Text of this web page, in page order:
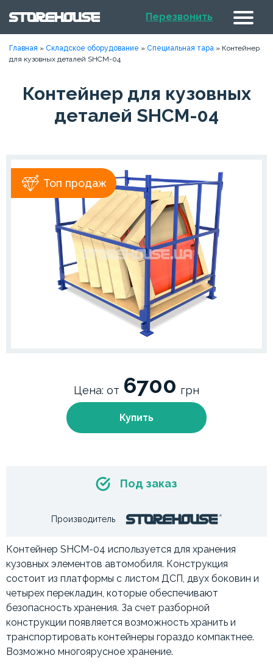
Перезвонить
Главная » Складское оборудование » Специальная тара » Контейнер
для кузовных деталей SHCM-04
Контейнер для кузовных
деталей SHCM-04
Топ продаж
Цена: от 6700 грн
Купить
Под заказ
Производитель
Контейнер SHCM-04 используется для хранения
кузовных элементов автомобиля. Конструкция
состоит из платформы с листом ДСП, двух боковин и
четырех перекладин, которые обеспечивают
безопасность хранения. За счет разборной
конструкции появляется возможность хранить и
транспортировать контейнеры гораздо компактнее.
Возможно многоярусное хранение.